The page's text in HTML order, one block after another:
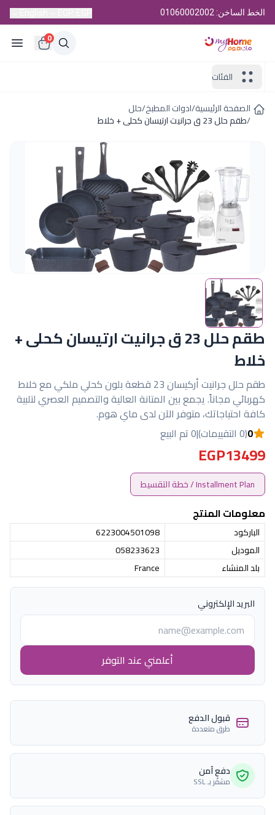
الخط الساخن: 01060002002
0
الفئات
الصفحة الرئيسية/ادوات المطبخ/حلل
/طقم حلل 23 ق جرانيت ارتيسان كحلى + خلاط
طقم حلل 23 ق جرانيت ارتيسان كحلى +
خلاط
طقم حلل جرانيت أركيسان 23 قطعة بلون كحلي ملكي مع خلاط
كهربائي مجاناً. يجمع بين المتانة العالية والتصميم العصري لتلبية
كافة احتياجاتك، متوفر الآن لدى ماي هوم.
0(0 التقييمات) |0 تم البيع
EGP13499
Installment Plan / خطة التقسيط
معلومات المنتج
الباركود
6223004501098
الموديل
058233623
بلد المنشاء
France
البريد الإلكتروني
أعلمني عند التوفر
قبول الدفع
طرق متعددة
دفع آمن
مشفّر بـ SSL